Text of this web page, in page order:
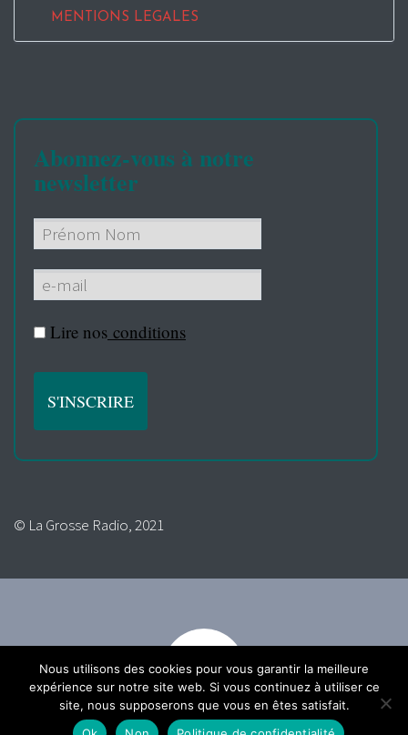
MENTIONS LEGALES
Abonnez-vous à notre
newsletter
Lire nos conditions
© La Grosse Radio, 2021
Nous utilisons des cookies pour vous garantir la meilleure
expérience sur notre site web. Si vous continuez à utiliser ce
site, nous supposerons que vous en êtes satisfait.